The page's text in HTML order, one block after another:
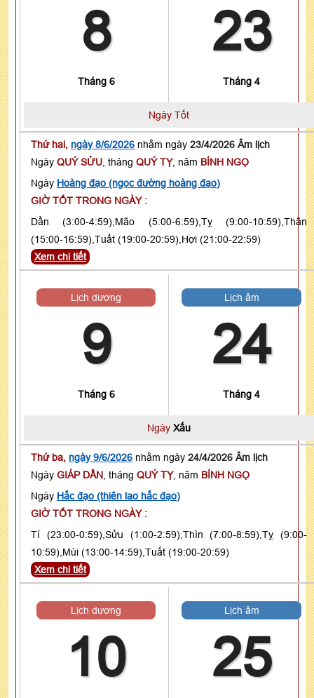
8
Tháng 6
23
Tháng 4
Ngày Tốt
Thứ hai, ngày 8/6/2026 nhằm ngày 23/4/2026 Âm lịch
Ngày QUÝ SỬU , tháng QUÝ TỴ, năm BÍNH NGỌ
Ngày Hoàng đạo (ngọc đường hoàng đạo)
GIỜ TỐT TRONG NGÀY :
Dần (3:00-4:59),Mão (5:00-6:59),Tỵ (9:00-10:59),Thân
(15:00-16:59),Tuất (19:00-20:59),Hợi (21:00-22:59)
Xem chi tiết
Lịch dương
9
Tháng 6
Lịch âm
24
Tháng 4
Ngày Xấu
Thứ ba, ngày 9/6/2026 nhằm ngày 24/4/2026 Âm lịch
Ngày GIÁP DẦN , tháng QUÝ TỴ, năm BÍNH NGỌ
Ngày Hắc đạo (thiên lao hắc đạo)
GIỜ TỐT TRONG NGÀY :
Tí (23:00-0:59),Sửu (1:00-2:59),Thìn (7:00-8:59),Tỵ (9:00-
10:59),Mùi (13:00-14:59),Tuất (19:00-20:59)
Xem chi tiết
Lịch dương
10
Lịch âm
25